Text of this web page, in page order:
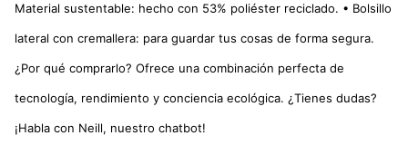
Material sustentable: hecho con 53% poliéster reciclado. • Bolsillo
lateral con cremallera: para guardar tus cosas de forma segura.
¿Por qué comprarlo? Ofrece una combinación perfecta de
tecnología, rendimiento y conciencia ecológica. ¿Tienes dudas?
¡Habla con Neill, nuestro chatbot!